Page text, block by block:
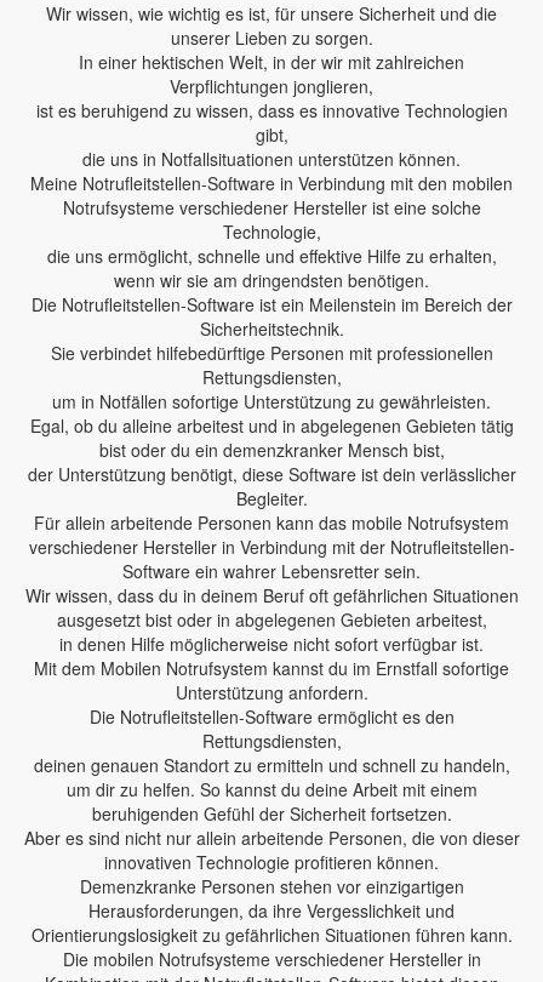
Wir wissen, wie wichtig es ist, für unsere Sicherheit und die
unserer Lieben zu sorgen.
In einer hektischen Welt, in der wir mit zahlreichen
Verpflichtungen jonglieren,
ist es beruhigend zu wissen, dass es innovative Technologien
gibt,
die uns in Notfallsituationen unterstützen können.
Meine Notrufleitstellen-Software in Verbindung mit den mobilen
Notrufsysteme verschiedener Hersteller ist eine solche
Technologie,
die uns ermöglicht, schnelle und effektive Hilfe zu erhalten,
wenn wir sie am dringendsten benötigen.
Die Notrufleitstellen-Software ist ein Meilenstein im Bereich der
Sicherheitstechnik.
Sie verbindet hilfebedürftige Personen mit professionellen
Rettungsdiensten,
um in Notfällen sofortige Unterstützung zu gewährleisten.
Egal, ob du alleine arbeitest und in abgelegenen Gebieten tätig
bist oder du ein demenzkranker Mensch bist,
der Unterstützung benötigt, diese Software ist dein verlässlicher
Begleiter.
Für allein arbeitende Personen kann das mobile Notrufsystem
verschiedener Hersteller in Verbindung mit der Notrufleitstellen-
Software ein wahrer Lebensretter sein.
Wir wissen, dass du in deinem Beruf oft gefährlichen Situationen
ausgesetzt bist oder in abgelegenen Gebieten arbeitest,
in denen Hilfe möglicherweise nicht sofort verfügbar ist.
Mit dem Mobilen Notrufsystem kannst du im Ernstfall sofortige
Unterstützung anfordern.
Die Notrufleitstellen-Software ermöglicht es den
Rettungsdiensten,
deinen genauen Standort zu ermitteln und schnell zu handeln,
um dir zu helfen. So kannst du deine Arbeit mit einem
beruhigenden Gefühl der Sicherheit fortsetzen.
Aber es sind nicht nur allein arbeitende Personen, die von dieser
innovativen Technologie profitieren können.
Demenzkranke Personen stehen vor einzigartigen
Herausforderungen, da ihre Vergesslichkeit und
Orientierungslosigkeit zu gefährlichen Situationen führen kann.
Die mobilen Notrufsysteme verschiedener Hersteller in